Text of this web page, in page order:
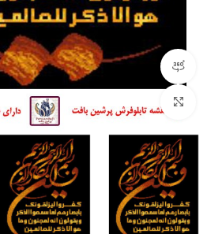
مشاهده 360 درجه